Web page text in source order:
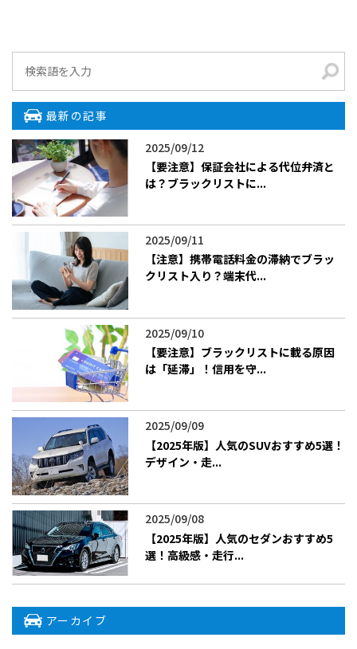
最新の記事
2025/09/12
【要注意】保証会社による代位弁済と
は？ブラックリストに...
2025/09/11
【注意】携帯電話料金の滞納でブラッ
クリスト入り？端末代...
2025/09/10
【要注意】ブラックリストに載る原因
は「延滞」！信用を守...
2025/09/09
【2025年版】人気のSUVおすすめ5選！
デザイン・走...
2025/09/08
【2025年版】人気のセダンおすすめ5
選！高級感・走行...
アーカイブ